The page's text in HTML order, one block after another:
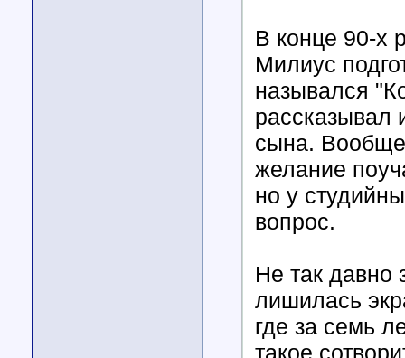
В конце 90-х
Милиус
назывался
рассказывал
сына.
желание
но у
вопрос.
Не так давно
лишилась
где за семь
такое